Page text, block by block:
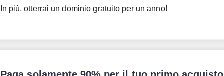
In più, otterrai un dominio gratuito per un anno!